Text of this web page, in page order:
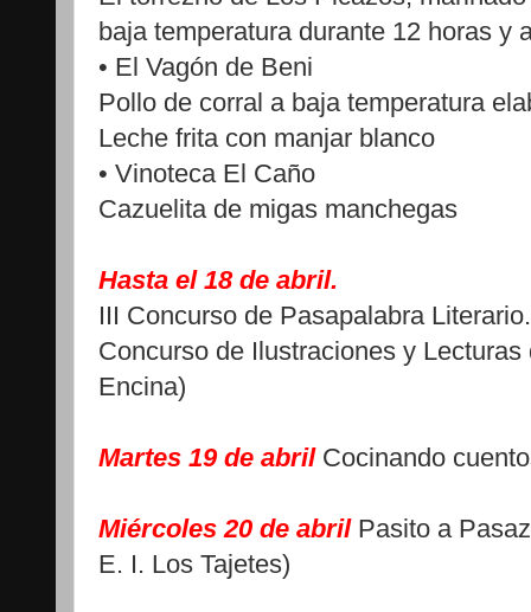
baja temperatura durante 12 horas y
• El Vagón de Beni
Pollo de corral a baja temperatura
Leche frita con manjar blanco
• Vinoteca El Caño
Cazuelita de migas manchegas
Hasta el 18 de abril.
III Concurso de Pasapalabra Literario.
Concurso de Ilustraciones y
Encina)
Martes 19 de abrilCocinando
Miércoles 20 de abrilPasito a
E. I. Los Tajetes)